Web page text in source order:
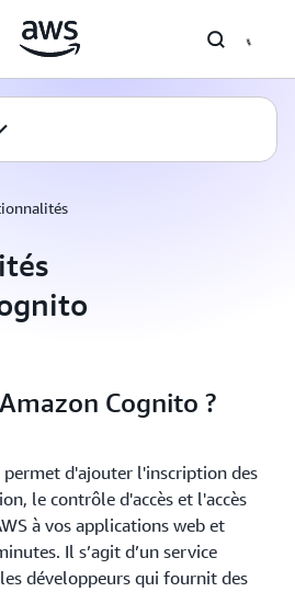
Cognito ?
d'ajouter l'inscription des
le contrôle d'accès et l'accès
à vos applications web et
Il s’agit d’un service
développeurs qui fournit des